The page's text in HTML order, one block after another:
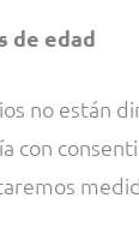
de edad
no están
con